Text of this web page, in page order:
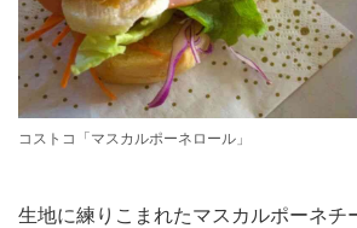
コストコ「マスカルポーネロール」
生地に練りこまれたマスカルポーネチ